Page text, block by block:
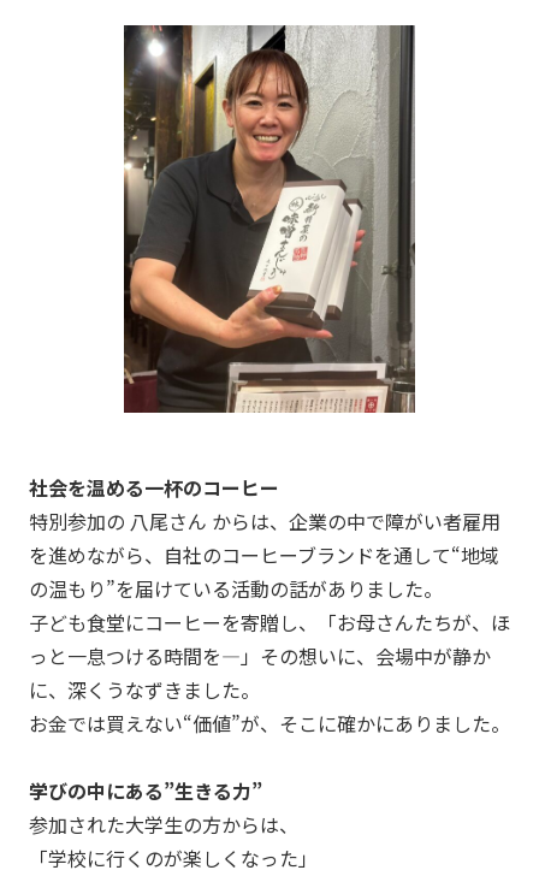
社会を温める一杯のコーヒー
特別参加の 八尾さん からは、企業の中で障がい者雇用
を進めながら、自社のコーヒーブランドを通して“地域
の温もり”を届けている活動の話がありました。
子ども食堂にコーヒーを寄贈し、「お母さんたちが、ほ
っと一息つける時間を―」その想いに、会場中が静か
に、深くうなずきました。
お金では買えない“価値”が、そこに確かにありました。
学びの中にある”生きる力”
参加された大学生の方からは、
「学校に行くのが楽しくなった」